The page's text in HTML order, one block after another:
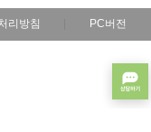
리방침 PC버전